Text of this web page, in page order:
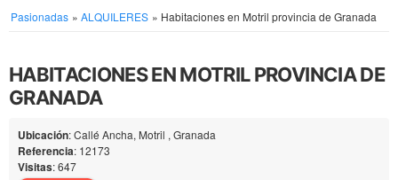
Pasionadas » ALQUILERES » Habitaciones en Motril provincia de Granada
HABITACIONES EN MOTRIL PROVINCIA DE
GRANADA
Ubicación: Callé Ancha, Motril , Granada
Referencia: 12173
Visitas: 647